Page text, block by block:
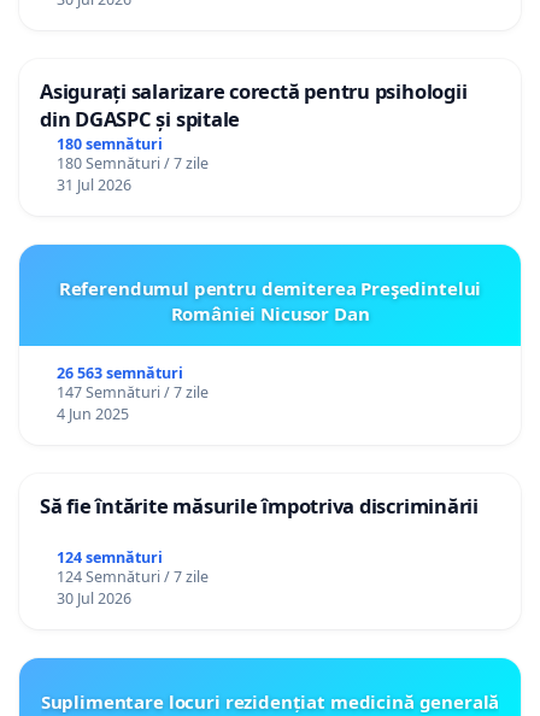
Asigurați salarizare corectă pentru psihologii
din DGASPC și spitale
180 semnături
180 Semnături / 7 zile
31 Jul 2026
Referendumul pentru demiterea Preşedintelui
României Nicusor Dan
26 563 semnături
147 Semnături / 7 zile
4 Jun 2025
Să fie întărite măsurile împotriva discriminării
124 semnături
124 Semnături / 7 zile
30 Jul 2026
Suplimentare locuri rezidențiat medicină generală